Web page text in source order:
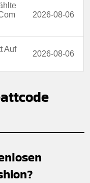
2026-08-06
Auf
2026-08-06